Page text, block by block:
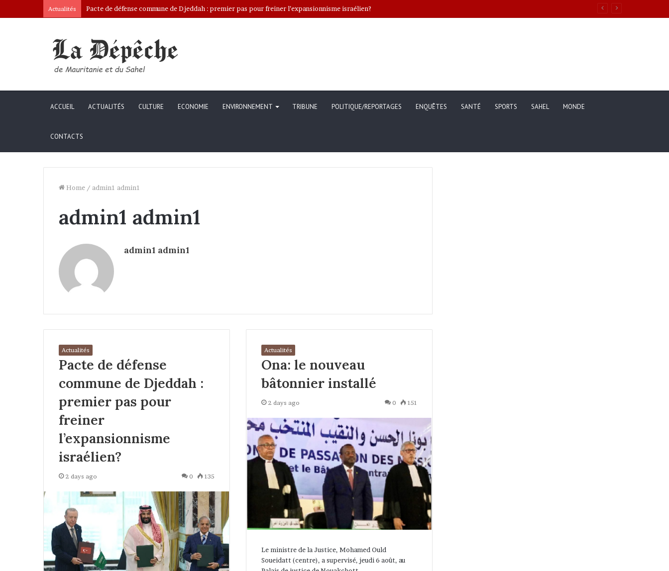
Actualités Ona: le nouveau bâtonnier installé
ACCUEIL ACTUALITÉS CULTURE ECONOMIE ENVIRONNEMENT TRIBUNE POLITIQUE/REPORTAGES ENQUÊTES SANTÉ SPORTS SAHEL MONDE
CONTACTS
Home / admin1 admin1
admin1 admin1
admin1 admin1
Actualités
Pacte de défense
commune de Djeddah :
premier pas pour
freiner
l’expansionnisme
israélien?
2 days ago 0 135
Actualités
Ona: le nouveau
bâtonnier installé
2 days ago 0 151
Le ministre de la Justice, Mohamed Ould
Soueidatt (centre), a supervisé, jeudi 6 août, au